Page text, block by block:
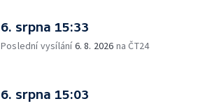
6. srpna 15:33
Poslední vysílání6. 8. 2026 na ČT24
6. srpna 15:03